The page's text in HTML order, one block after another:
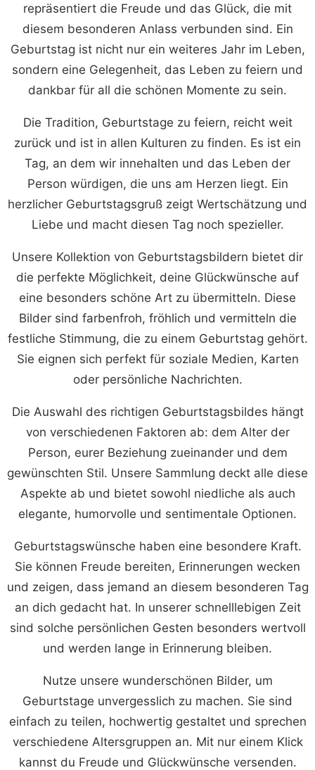
repräsentiert die Freude und das Glück, die mit
diesem besonderen Anlass verbunden sind. Ein
Geburtstag ist nicht nur ein weiteres Jahr im Leben,
sondern eine Gelegenheit, das Leben zu feiern und
dankbar für all die schönen Momente zu sein.
Die Tradition, Geburtstage zu feiern, reicht weit
zurück und ist in allen Kulturen zu finden. Es ist ein
Tag, an dem wir innehalten und das Leben der
Person würdigen, die uns am Herzen liegt. Ein
herzlicher Geburtstagsgruß zeigt Wertschätzung und
Liebe und macht diesen Tag noch spezieller.
Unsere Kollektion von Geburtstagsbildern bietet dir
die perfekte Möglichkeit, deine Glückwünsche auf
eine besonders schöne Art zu übermitteln. Diese
Bilder sind farbenfroh, fröhlich und vermitteln die
festliche Stimmung, die zu einem Geburtstag gehört.
Sie eignen sich perfekt für soziale Medien, Karten
oder persönliche Nachrichten.
Die Auswahl des richtigen Geburtstagsbildes hängt
von verschiedenen Faktoren ab: dem Alter der
Person, eurer Beziehung zueinander und dem
gewünschten Stil. Unsere Sammlung deckt alle diese
Aspekte ab und bietet sowohl niedliche als auch
elegante, humorvolle und sentimentale Optionen.
Geburtstagswünsche haben eine besondere Kraft.
Sie können Freude bereiten, Erinnerungen wecken
und zeigen, dass jemand an diesem besonderen Tag
an dich gedacht hat. In unserer schnelllebigen Zeit
sind solche persönlichen Gesten besonders wertvoll
und werden lange in Erinnerung bleiben.
Nutze unsere wunderschönen Bilder, um
Geburtstage unvergesslich zu machen. Sie sind
einfach zu teilen, hochwertig gestaltet und sprechen
verschiedene Altersgruppen an. Mit nur einem Klick
kannst du Freude und Glückwünsche versenden.